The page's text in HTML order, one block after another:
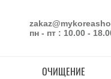
пн - пт : 10.00 -
ОЧИЩЕНИЕ